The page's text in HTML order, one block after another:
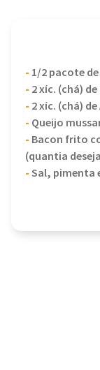
- 1/2 pacote
- 2 xíc. (chá)
- 2 xíc. (chá) de
- Queijo
- Bacon frito
(quantia
-Sal, pimenta